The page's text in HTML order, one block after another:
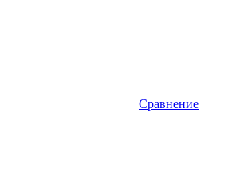
Сравнение